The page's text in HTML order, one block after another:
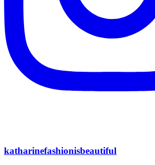
katharinefashionisbeautiful